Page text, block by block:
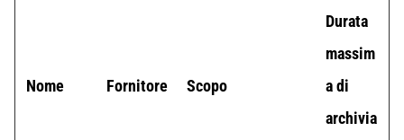
Nome Fornitore Scopo
Durata
massim
a di
archivia